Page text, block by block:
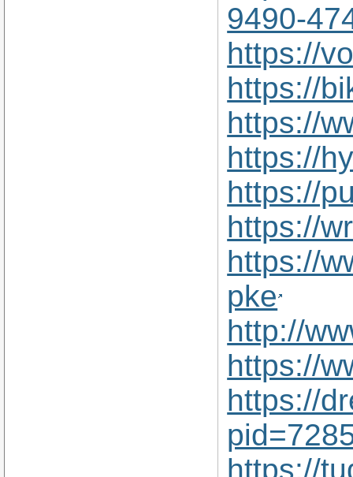
9490-
https://
https://
https://
https://
https://
https://
https://
pke
http://
https://
https://
https://